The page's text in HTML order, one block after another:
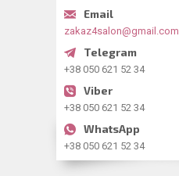
zakaz4salon@gmail.com
+38 050 621 52 34
+38 050 621 52 34
+38 050 621 52 34